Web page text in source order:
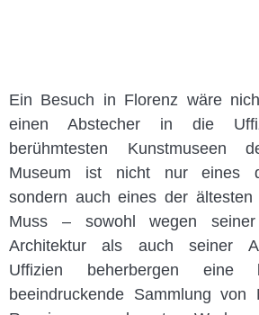
Ein Besuch in Florenz wäre
einen Abstecher in die
berühmtesten Kunstmuseen
Museum ist nicht nur eines
sondern auch eines der
Muss – sowohl wegen seiner
Architektur als auch seiner
Uffizien beherbergen eine
beeindruckende Sammlung von